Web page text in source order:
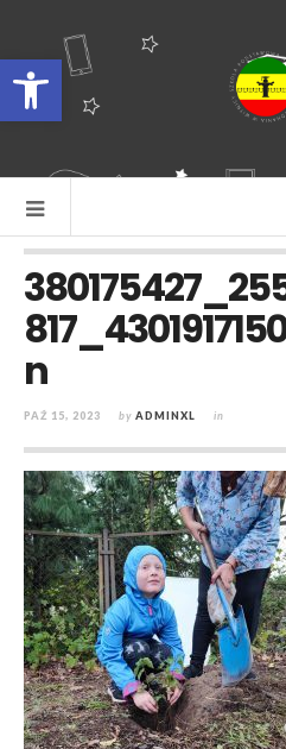
Otwórz pasek narzędzi
n
PAŹ 15, 2023 by ADMINXL in